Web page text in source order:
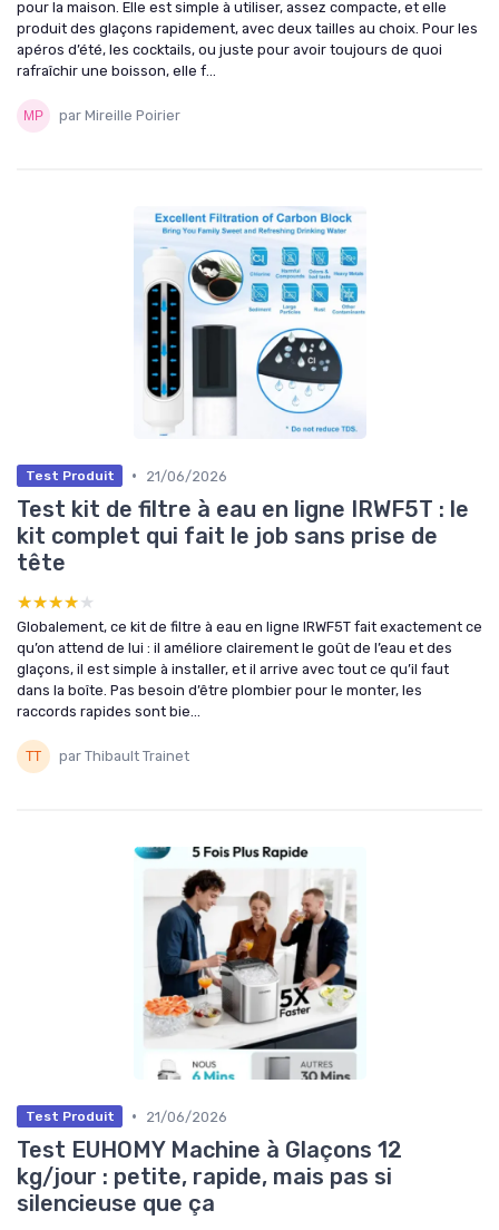
pour la maison. Elle est simple à utiliser, assez compacte, et elle
produit des glaçons rapidement, avec deux tailles au choix. Pour les
apéros d’été, les cocktails, ou juste pour avoir toujours de quoi
rafraîchir une boisson, elle f...
par Mireille Poirier
Test Produit • 21/06/2026
Test kit de filtre à eau en ligne IRWF5T : le
kit complet qui fait le job sans prise de
tête
★★★★★
★★★★★
Globalement, ce kit de filtre à eau en ligne IRWF5T fait exactement ce
qu’on attend de lui : il améliore clairement le goût de l’eau et des
glaçons, il est simple à installer, et il arrive avec tout ce qu’il faut
dans la boîte. Pas besoin d’être plombier pour le monter, les
raccords rapides sont bie...
par Thibault Trainet
Test Produit • 21/06/2026
Test EUHOMY Machine à Glaçons 12
kg/jour : petite, rapide, mais pas si
silencieuse que ça